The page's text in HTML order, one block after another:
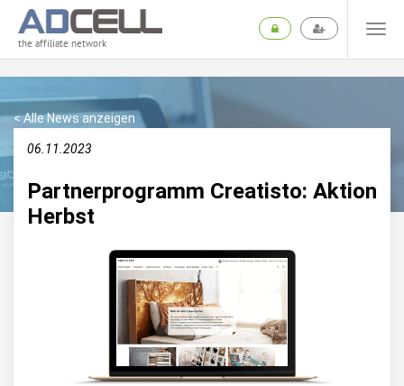
the affiliate network
< Alle News anzeigen
06.11.2023
Partnerprogramm Creatisto: Aktion
Herbst